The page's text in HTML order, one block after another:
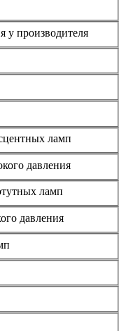
у производителя
ламп
давления
ламп
давления